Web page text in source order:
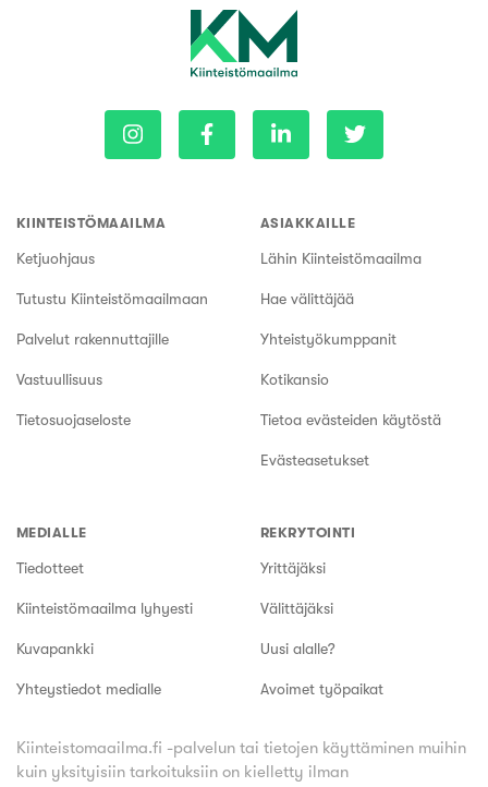
KIINTEISTÖMAAILMA
Ketjuohjaus
Tutustu Kiinteistömaailmaan
Palvelut rakennuttajille
Vastuullisuus
Tietosuojaseloste
ASIAKKAILLE
Lähin Kiinteistömaailma
Hae välittäjää
Yhteistyökumppanit
Kotikansio
Tietoa evästeiden käytöstä
Evästeasetukset
MEDIALLE
Tiedotteet
Kiinteistömaailma lyhyesti
Kuvapankki
Yhteystiedot medialle
REKRYTOINTI
Yrittäjäksi
Välittäjäksi
Uusi alalle?
Avoimet työpaikat
Kiinteistomaailma.fi -palvelun tai tietojen käyttäminen muihin
kuin yksityisiin tarkoituksiin on kielletty ilman